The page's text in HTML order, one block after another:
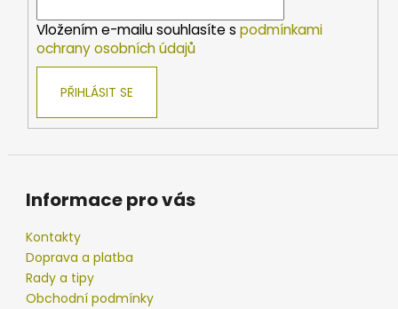
Vložením e-mailu souhlasíte s podmínkami
ochrany osobních údajů
PŘIHLÁSIT SE
Informace pro vás
Kontakty
Doprava a platba
Rady a tipy
Obchodní podmínky